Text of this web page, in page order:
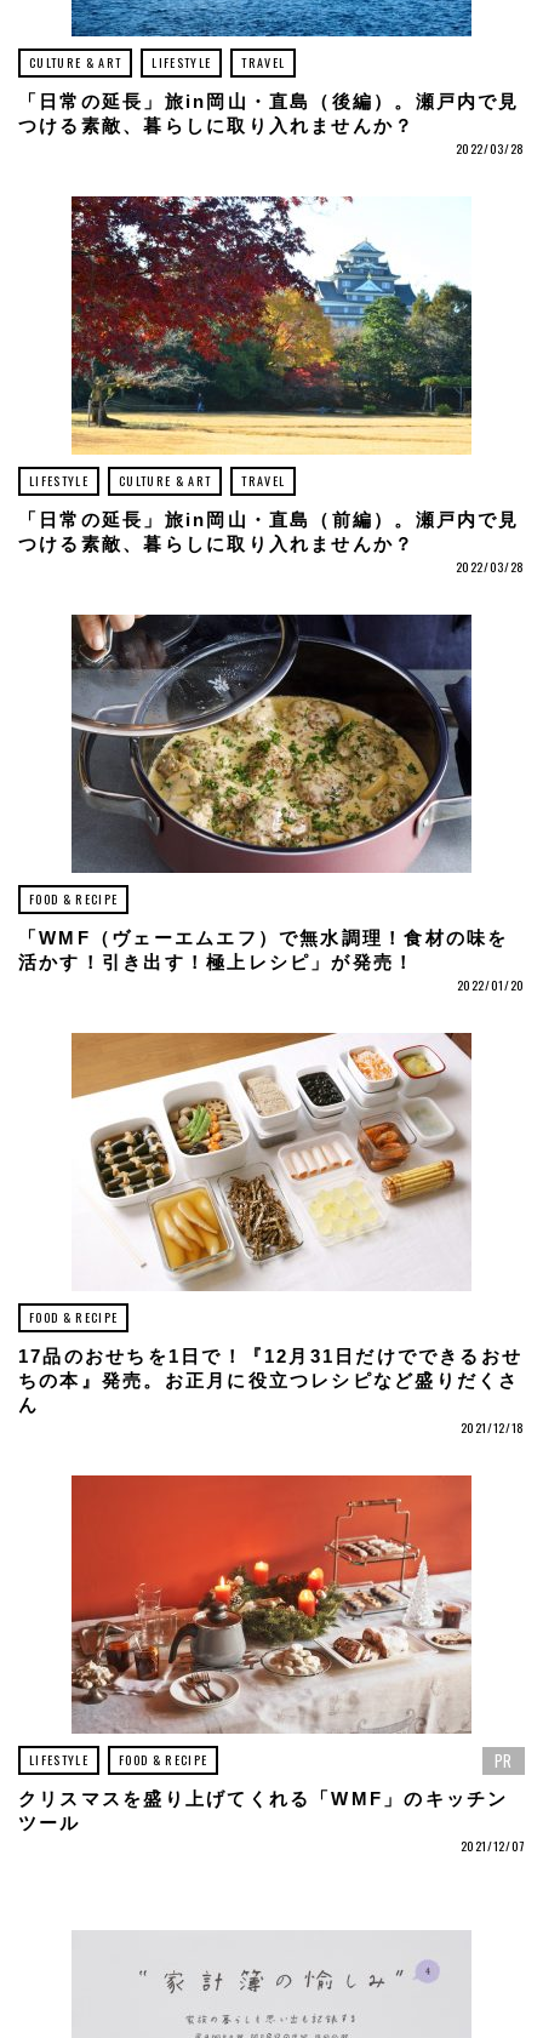
CULTURE & ART LIFESTYLE TRAVEL
「日常の延長」旅in岡山・直島（後編）。瀬戸内で見
つける素敵、暮らしに取り入れませんか？
2022/03/28
LIFESTYLE CULTURE & ART TRAVEL
「日常の延長」旅in岡山・直島（前編）。瀬戸内で見
つける素敵、暮らしに取り入れませんか？
2022/03/28
FOOD & RECIPE
「WMF（ヴェーエムエフ）で無水調理！食材の味を
活かす！引き出す！極上レシピ」が発売！
2022/01/20
FOOD & RECIPE
17品のおせちを1日で！『12月31日だけでできるおせ
ちの本』発売。お正月に役立つレシピなど盛りだくさ
ん
2021/12/18
LIFESTYLE FOOD & RECIPE PR
クリスマスを盛り上げてくれる「WMF」のキッチン
ツール
2021/12/07